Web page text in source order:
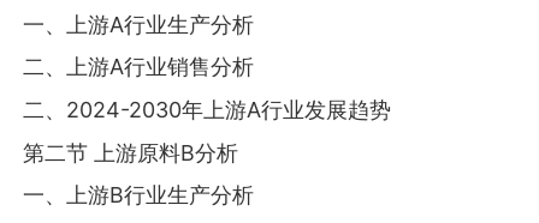
一、上游A行业生产分析
二、上游A行业销售分析
二、2024-2030年上游A行业发展趋势
第二节 上游原料B分析
一、上游B行业生产分析